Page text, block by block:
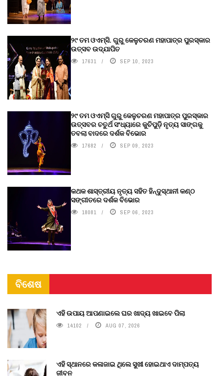
୨୯ ତମ ଓଏମ୍‌ସି. ଗୁରୁ କେଳୁଚରଣ ମହାପାତ୍ର ପୁରସ୍କାର
ଉତ୍ସବ ଉଦ୍‍ଯାପିତ
17631 SEP 10, 2023
୨୯ ତମ ଓଏମ୍‌ସି ଗୁରୁ କେଳୁଚରଣ ମହାପାତ୍ର ପୁରସ୍କାର
ଉତ୍ସବର ଚତୁର୍ଥ ସଂଧ୍ୟାରେ କୁଚିପୁଡ଼ି ନୃତ୍ୟ ସାଙ୍ଗକୁ
ତବଲା ବାଦରେ ଦର୍ଶକ ବିଭୋର
17682 SEP 09, 2023
କଥକ ଶାସ୍ତ୍ରୀୟ ନୃତ୍ୟ ସହିତ ହିନ୍ଦୁସ୍ଥାନୀ କଣ୍ଠ
ସଙ୍ଗୀତରେ ଦର୍ଶକ ବିଭୋର
18081 SEP 06, 2023
ବିଶେଷ
ଏହି ଉପାୟ ଆପଣାଇଲେ ଘର ଖାଦ୍ୟ ଖାଇବେ ପିଲା
14102 AUG 07, 2026
ଏହି ସ୍ଥାନରେ କଳାଜାଇ ଥିଲେ ସୁଖୀ ହୋଇଥାଏ ଦାମ୍ପତ୍ୟ
ଜୀବନ